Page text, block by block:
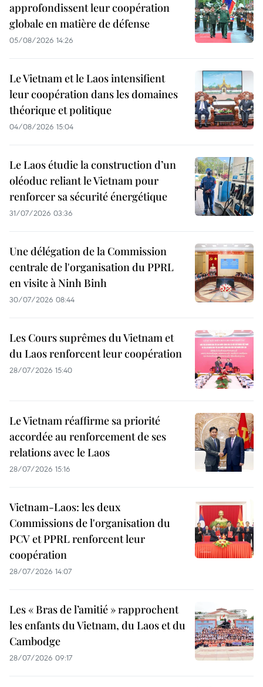
approfondissent leur coopération
globale en matière de défense
05/08/2026 14:26
Le Vietnam et le Laos intensifient
leur coopération dans les domaines
théorique et politique
04/08/2026 15:04
Le Laos étudie la construction d’un
oléoduc reliant le Vietnam pour
renforcer sa sécurité énergétique
31/07/2026 03:36
Une délégation de la Commission
centrale de l'organisation du PPRL
en visite à Ninh Binh
30/07/2026 08:44
Les Cours suprêmes du Vietnam et
du Laos renforcent leur coopération
28/07/2026 15:40
Le Vietnam réaffirme sa priorité
accordée au renforcement de ses
relations avec le Laos
28/07/2026 15:16
Vietnam-Laos: les deux
Commissions de l'organisation du
PCV et PPRL renforcent leur
coopération
28/07/2026 14:07
Les « Bras de l’amitié » rapprochent
les enfants du Vietnam, du Laos et du
Cambodge
28/07/2026 09:17